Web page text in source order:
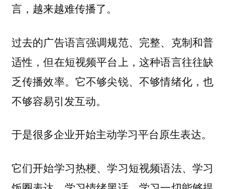
言，越来越难传播了。
过去的广告语言强调规范、完整、克制和普
适性，但在短视频平台上，这种语言往往缺
乏传播效率。它不够尖锐、不够情绪化，也
不够容易引发互动。
于是很多企业开始主动学习平台原生表达。
它们开始学习热梗、学习短视频语法、学习